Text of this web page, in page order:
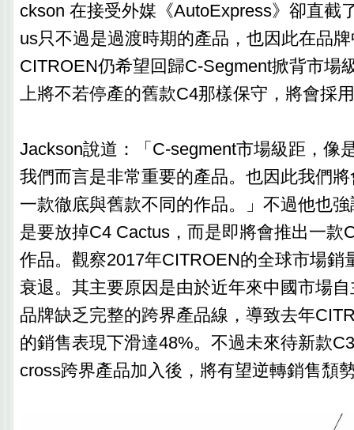
ckson 在接受外媒《AutoExpress》卻直截
us只不過是過渡時期的產品，也因此在品
CITROEN仍希望回歸C-Segment掀背市場
上將不若停產的舊款C4那樣保守，將會採
Jackson說道：「C-segment市場級距，像
我們而言是非常重要的產品。也因此我們
一款徹底與舊款不同的作品。」不過他也
是要放掉C4 Cactus，而是即將會推出一款
作品。觀察2017年CITROEN的全球市場銷
衰退。其主要原因是由於近年來中國市場
品牌缺乏完整的跨界產品線，導致去年
的銷售表現下滑達48%。不過未來待新款
cross跨界產品加入後，將有望逆轉銷售頹